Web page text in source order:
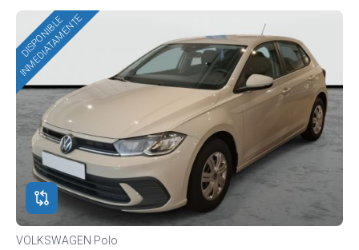
DISPONIBLE
INMEDIATAMENTE
VOLKSWAGEN Polo